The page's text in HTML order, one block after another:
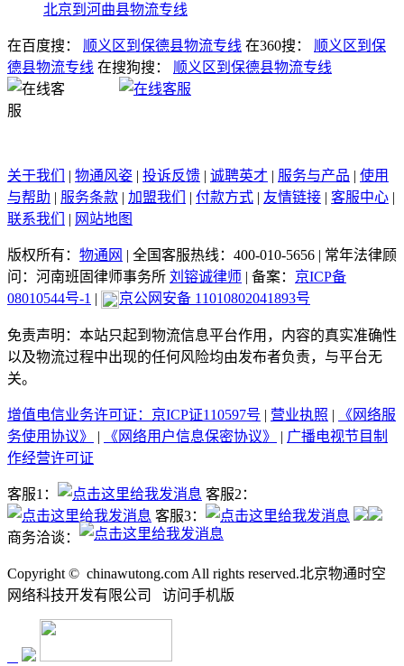
北京到河曲县物流专线
在百度搜： 顺义区到保德县物流专线 在360搜：
顺义区到保
德县物流专线 在搜狗搜： 顺义区到保德县物流专线
关于我们 | 物通风姿 | 投诉反馈 | 诚聘英才 | 服务与产品 | 使用
与帮助 | 服务条款 | 加盟我们 | 付款方式 | 友情链接 | 客服中心 |
联系我们
| 网站地图
版权所有： 物通网 | 全国客服热线：400-010-5656 | 常年法律顾
问：河南班固律师事务所 刘镕诚律师 | 备案： 京ICP备
08010544号-1 | 京公网安备 11010802041893号
免责声明：本站只起到物流信息平台作用，内容的真实准确性
以及物流过程中出现的任何风险均由发布者负责，与平台无
关。
增值电信业务许可证：京ICP证110597号 | 营业执照 |
《网络服
务使用协议》
| 《网络用户信息保密协议》 | 广播电视节目制
作经营许可证
客服1：
客服2：
客服3：
商务洽谈：
Copyright © chinawutong.com All rights reserved.北京物通时空
网络科技开发有限公司
访问手机版